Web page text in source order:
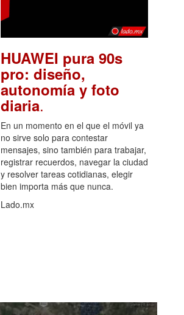
HUAWEI pura 90s
pro: diseño,
autonomía y foto
diaria.
En un momento en el que el móvil ya
no sirve solo para contestar
mensajes, sino también para trabajar,
registrar recuerdos, navegar la ciudad
y resolver tareas cotidianas, elegir
bien importa más que nunca.
Lado.mx